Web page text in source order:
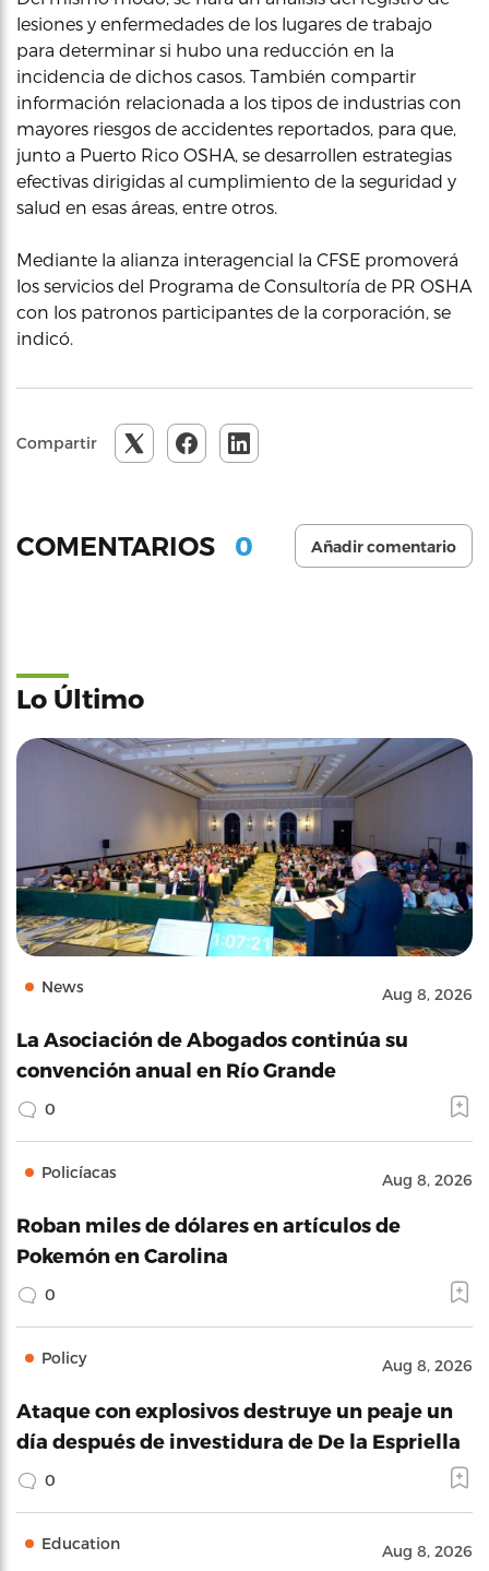
lesiones y enfermedades de los lugares de trabajo
para determinar si hubo una reducción en la
incidencia de dichos casos. También compartir
información relacionada a los tipos de industrias con
mayores riesgos de accidentes reportados, para que,
junto a Puerto Rico OSHA, se desarrollen estrategias
efectivas dirigidas al cumplimiento de la seguridad y
salud en esas áreas, entre otros.
Mediante la alianza interagencial la CFSE promoverá
los servicios del Programa de Consultoría de PR OSHA
con los patronos participantes de la corporación, se
indicó.
Compartir
COMENTARIOS 0 Añadir comentario
Lo Último
News Aug 8, 2026
La Asociación de Abogados continúa su
convención anual en Río Grande
0
Policíacas Aug 8, 2026
Roban miles de dólares en artículos de
Pokemón en Carolina
0
Policy Aug 8, 2026
Ataque con explosivos destruye un peaje un
día después de investidura de De la Espriella
0
Education Aug 8, 2026